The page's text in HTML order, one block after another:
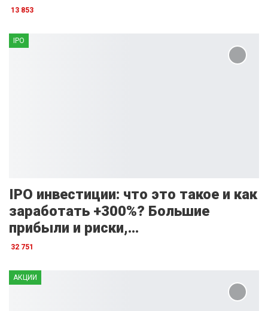
13 853
IPO
IPO инвестиции: что это такое и как
заработать +300%? Большие
прибыли и риски,…
32 751
АКЦИИ